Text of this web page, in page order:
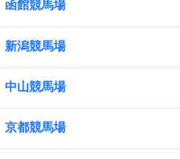
函館競馬場
新潟競馬場
中山競馬場
京都競馬場